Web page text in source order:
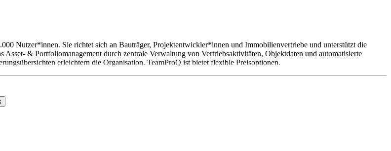
Nutzer*innen. Sie richtet sich an Bauträger, Projektentwickler*innen und Immobilienvertriebe und unterstützt die
& Portfoliomanagement durch zentrale Verwaltung von Vertriebsaktivitäten, Objektdaten und automatisierte
erleichtern die Organisation. TeamProQ ist bietet flexible Preisoptionen.